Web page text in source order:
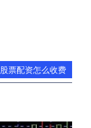
股票配资怎么收费